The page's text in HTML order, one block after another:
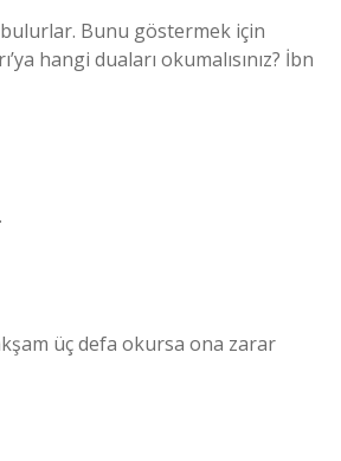
Bunu göstermek için
hangi duaları okumalısınız? İbn
üç defa okursa ona zarar